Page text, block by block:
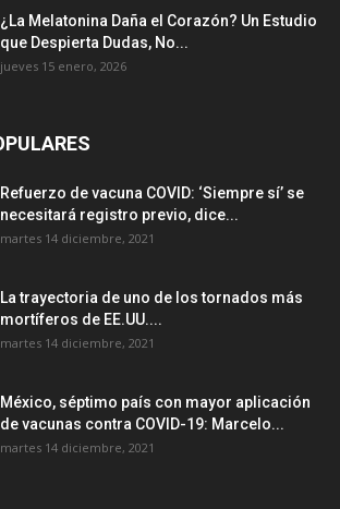
¿La Melatonina Daña el Corazón? Un Estudio
que Despierta Dudas, No...
jueves 15 enero, 2026
Refuerzo de vacuna COVID: ‘Siempre sí’ se
necesitará registro previo, dice...
martes 14 diciembre, 2021
La trayectoria de uno de los tornados más
mortíferos de EE.UU....
martes 14 diciembre, 2021
México, séptimo país con mayor aplicación
de vacunas contra COVID-19: Marcelo...
martes 14 diciembre, 2021